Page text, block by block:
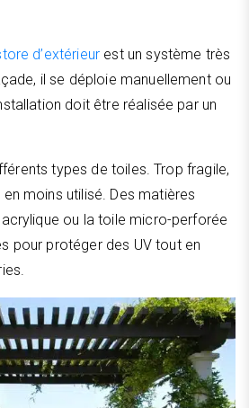
d’extérieur est un système très
il se déploie manuellement ou
doit être réalisée par un
types de toiles. Trop fragile,
moins utilisé. Des matières
ou la toile micro-perforée
pour protéger des UV tout en